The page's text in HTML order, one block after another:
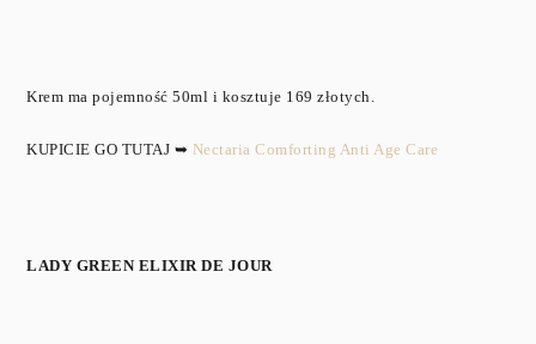
Krem ma pojemność 50ml i kosztuje 169 złotych.
KUPICIE GO TUTAJ ➥ Nectaria Comforting Anti Age Care
LADY GREEN ELIXIR DE JOUR